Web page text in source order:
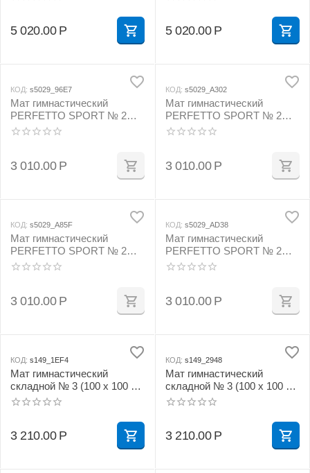
5 020.00 Р 5 020.00 Р
КОД: s5029_96E7
Мат гимнастический
PERFETTO SPORT № 2
(100 х 100 х 10) см жёлтый
3 010.00 Р
КОД: s5029_A302
Мат гимнастический
PERFETTO SPORT № 2
(100 х 100 х 10) см зелёно/
3 010.00 Р
КОД: s5029_A85F
Мат гимнастический
PERFETTO SPORT № 2
(100 х 100 х 10) см красно/
3 010.00 Р
КОД: s5029_AD38
Мат гимнастический
PERFETTO SPORT № 2
(100 х 100 х 10) см сине/
3 010.00 Р
КОД: s149_1EF4
Мат гимнастический
складной № 3 (100 х 100 х
10) см бежевый
3 210.00 Р
КОД: s149_2948
Мат гимнастический
складной № 3 (100 х 100 х
10) см жёлтый
3 210.00 Р